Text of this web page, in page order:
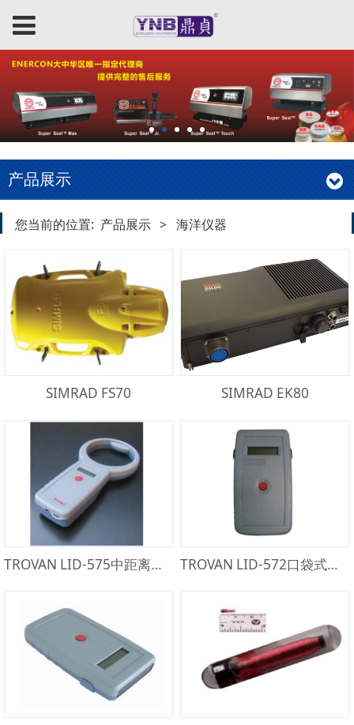
产品展示
您当前的位置: 产品展示 > 海洋仪器
SIMRAD FS70 SIMRAD EK80
TROVAN LID-575中距离感读器 TROVAN LID-572口袋式感读器（USB）